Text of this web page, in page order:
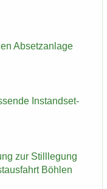
Ab­setz­an­la­ge
In­stand­set­
zur Still­le­gung
Böh­len